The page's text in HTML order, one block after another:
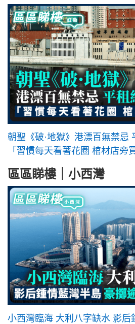
朝聖《破·地獄》港漂百無禁忌
「習慣每天看著花圈 棺材店旁
區區睇樓｜小西灣
小西灣臨海 大利八字缺水 影后